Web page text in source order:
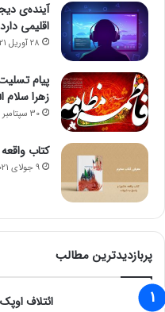
آینده‌ی
اقلیمی
28 آوریل 2021
پیام
زهرا سلام
30 سپتامبر 2021
کتاب
9 جولای 2021
پربازدیدترین مطالب
ائتلاف